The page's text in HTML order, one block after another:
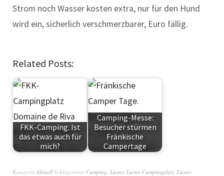
Strom noch Wasser kosten extra, nur für den Hund
wird ein, sicherlich verschmerzbarer, Euro fällig.
Related Posts:
FKK-Camping: Ist
das etwas auch für
mich?
Camping-Messe:
Besucher stürmen
Fränkische
Campertage
Kategorie Aktuell Schlagwörter Camping, Luxus, Luxus-Campingplatz, Luxus-